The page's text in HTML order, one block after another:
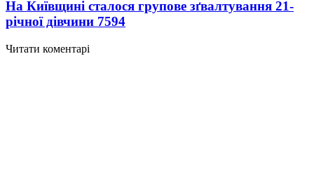
На Київщині сталося групове зґвалтування 21-
річної дівчини 7594
Читати коментарі